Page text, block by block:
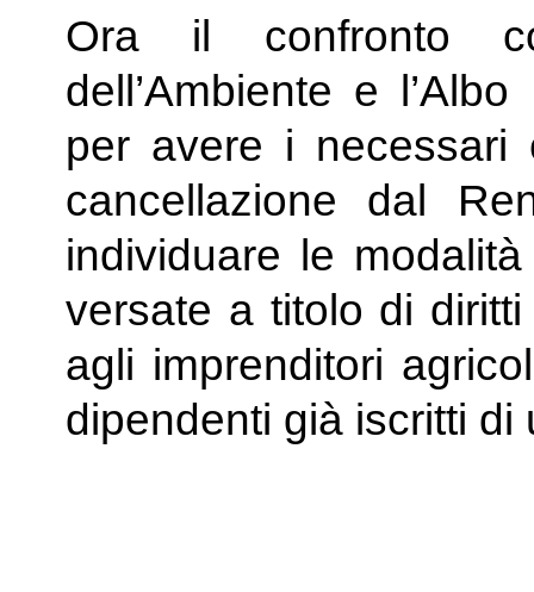
Ora il confronto
dell’Ambiente e
per avere i necessari
cancellazione dal
individuare le
versate a titolo di
agli imprenditori
dipendenti già iscritti di